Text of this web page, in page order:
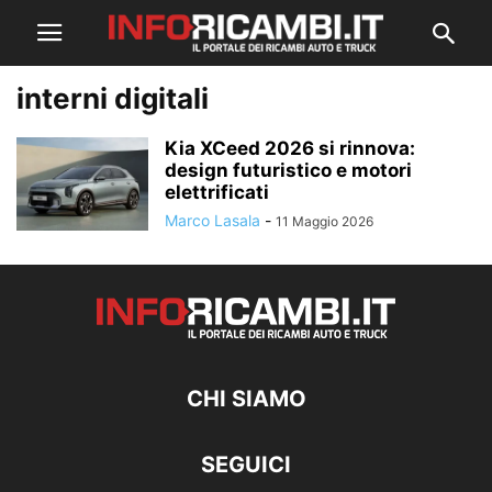
interni digitali
Kia XCeed 2026 si rinnova:
design futuristico e motori
elettrificati
Marco Lasala - 11 Maggio 2026
CHI SIAMO
SEGUICI